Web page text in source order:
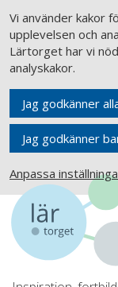
Vi använder kakor
upplevelsen och
Lärtorget har vi
analyskakor.
Jag godkänner
Jag godkänner
Anpassa